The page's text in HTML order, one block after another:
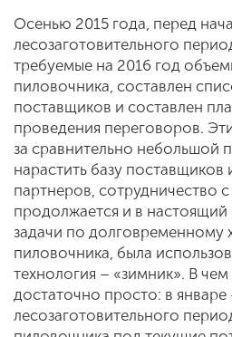
Осенью 2015 года, перед
лесозаготовительного
требуемые на 2016 год
пиловочника, составлен
поставщиков и составлен
проведения переговоров.
за сравнительно небольшой
нарастить базу
партнеров, сотрудничество
продолжается и в
задачи по долговременному
пиловочника, была
технология – «зимник». В
достаточно просто: в январе
лесозаготовительного